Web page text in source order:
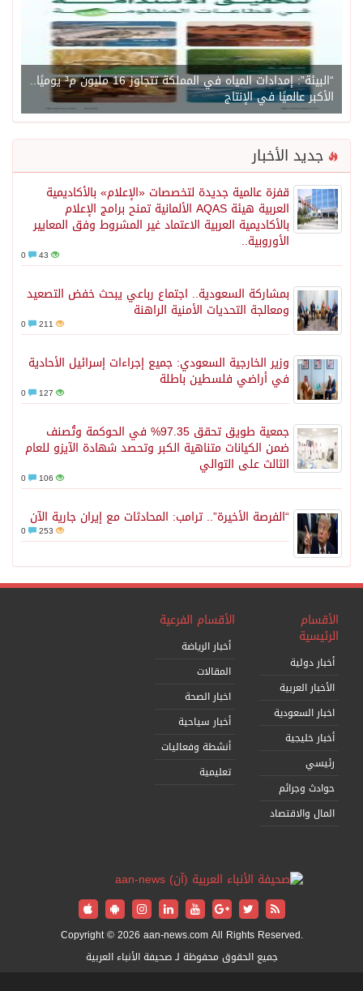
“البيئة”: إمدادات المياه في المملكة تتجاوز 16 مليون م³ يوميًا..
الأكبر عالميًا في الإنتاج
جديد الأخبار
قفزة عالمية جديدة لتخصصات «الإعلام» بالأكاديمية
العربية هيئة AQAS الألمانية تمنح برامج الإعلام
بالأكاديمية العربية الاعتماد غير المشروط وفق المعايير
الأوروبية..
43
بمشاركة السعودية.. اجتماع رباعي يبحث خفض التصعيد
ومعالجة التحديات الأمنية الراهنة
211
وزير الخارجية السعودي: جميع إجراءات إسرائيل الأحادية
في أراضي فلسطين باطلة
127
جمعية طويق تحقق 97.35% في الحوكمة وتُصنف
ضمن الكيانات متناهية الكبر وتحصد شهادة الآيزو للعام
الثالث على التوالي
106
“الفرصة الأخيرة”.. ترامب: المحادثات مع إيران جارية الآن
253
الأقسام
الرئيسية
أخبار دولية
الأخبار العربية
اخبار السعودية
أخبار خليجية
رئيسي
حوادث وجرائم
المال والاقتصاد
الأقسام الفرعية
أخبار الرياضة
المقالات
اخبار الصحة
أخبار سياحية
أنشطة وفعاليات
تعليمية
Copyright © 2026 aan-news.com All Rights Reserved.
جميع الحقوق محفوظة لـ صحيفة الأنباء العربية